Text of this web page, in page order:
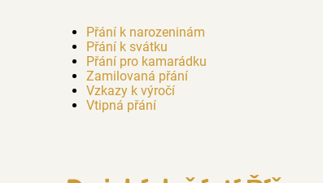
Přání k narozeninám
Přání k svátku
Přání pro kamarádku
Zamilovaná přání
Vzkazy k výročí
Vtipná přání